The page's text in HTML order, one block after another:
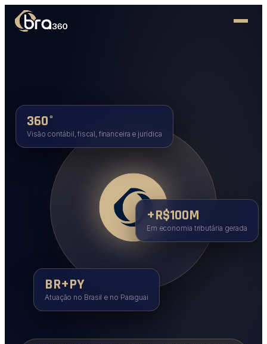
360°
Visão contábil, fiscal, financeira e jurídica
+R$100M
Em economia tributária gerada
BR+PY
Atuação no Brasil e no Paraguai